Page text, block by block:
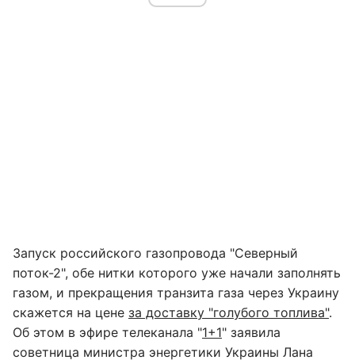
Запуск российского газопровода "Северный
поток-2", обе нитки которого уже начали заполнять
газом, и прекращения транзита газа через Украину
скажется на цене за доставку "голубого топлива".
Об этом в эфире телеканала "1+1" заявила
советница министра энергетики Украины Лана